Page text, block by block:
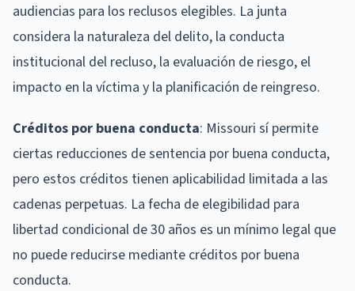
audiencias para los reclusos elegibles. La junta
considera la naturaleza del delito, la conducta
institucional del recluso, la evaluación de riesgo, el
impacto en la víctima y la planificación de reingreso.
Créditos por buena conducta: Missouri sí permite
ciertas reducciones de sentencia por buena conducta,
pero estos créditos tienen aplicabilidad limitada a las
cadenas perpetuas. La fecha de elegibilidad para
libertad condicional de 30 años es un mínimo legal que
no puede reducirse mediante créditos por buena
conducta.